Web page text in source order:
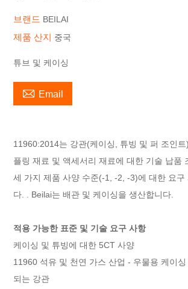
브랜드 BEILAI
제품 산지 중국
튜브 및 케이싱
 Email
11960:2014는 강관(케이싱, 튜빙 및 퍼 조인
플링 재료 및 액세서리 재료에 대한 기술 납품
세 가지 제품 사양 수준(-1, -2, -3)에 대한 요구
다. . Beilai는 배관 및 케이싱을 생산합니다.
적용 가능한 표준 및 기술 요구 사항
케이싱 및 튜빙에 대한 5CT 사양
11960 석유 및 천연 가스 산업 - 우물용 케이
되는 강관